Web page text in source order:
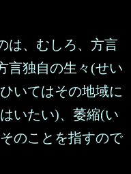
は、むしろ、方言
言独自の生々(せい
いてはその地域に
いたい)、萎縮(い
のことを指すので